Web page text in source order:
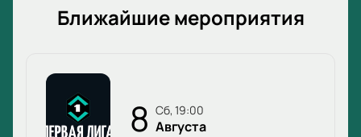
Ближайшие мероприятия
8 сб, 19:00
Августа